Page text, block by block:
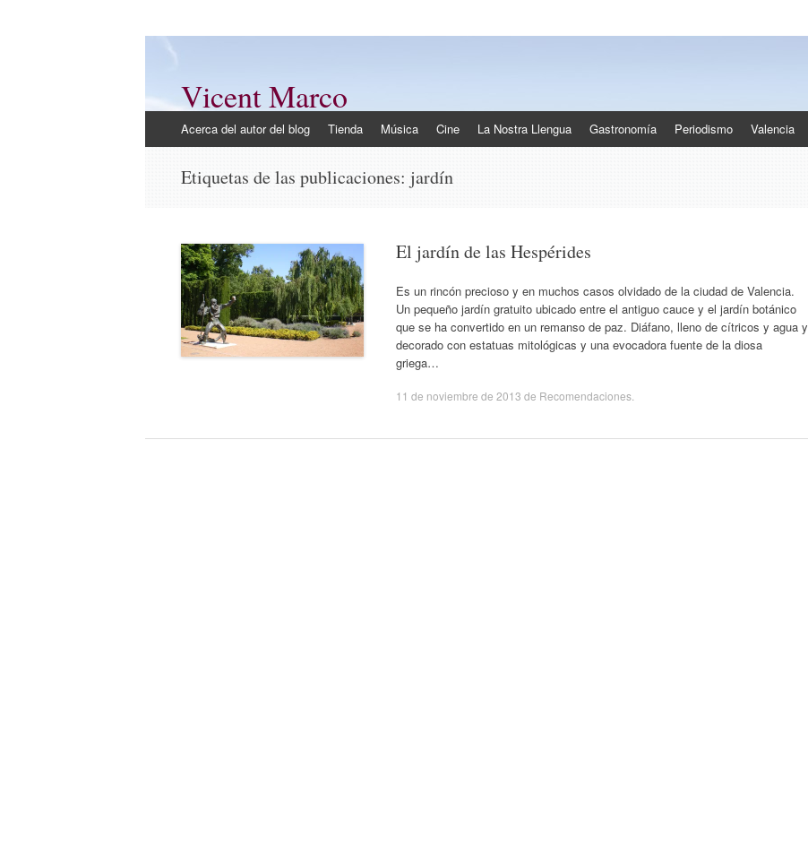
Vicent Marco
al
Acerca del autor del blog Tienda Música Cine La Nostra Llengua Gastronomía Periodismo Valencia
Etiquetas de las publicaciones: jardín
El jardín de las Hespérides
Es un rincón precioso y en muchos casos olvidado de la ciudad de Valencia.
Un pequeño jardín gratuito ubicado entre el antiguo cauce y el jardín botánico
que se ha convertido en un remanso de paz. Diáfano, lleno de cítricos y agua y
decorado con estatuas mitológicas y una evocadora fuente de la diosa
griega…
11 de noviembre de 2013 de Recomendaciones